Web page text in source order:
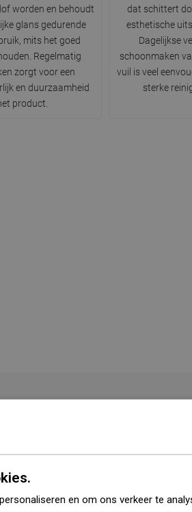
worden en behoudt
glans gedurende
mits het goed
Regelmatig
zorgt voor een
en duurzaamheid
product.
dat schittert
esthetische
Dagelijkse
schoonmaken
vuil is veel
sterke
en om ons verkeer te